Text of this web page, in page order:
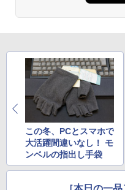
この冬、PCとスマホで
大活躍間違いなし！ モ
ンベルの指出し手袋